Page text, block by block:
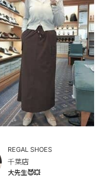
REGAL SHOES
千葉店
大先生😈💥